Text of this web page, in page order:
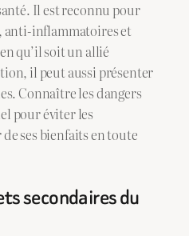
Il est reconnu pour
anti-inflammatoires et
qu’il soit un allié
il peut aussi présenter
Connaître les dangers
pour éviter les
ses bienfaits en toute
secondaires du